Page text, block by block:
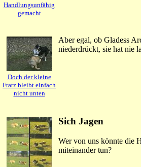
Handlungsunfähig
gemacht
Doch der kleine
Fratz bleibt einfach
nicht unten
Aber egal, ob Gladess
niederdrückt, sie hat nie
Sich Jagen
Wer von uns könnte die
miteinander tun?